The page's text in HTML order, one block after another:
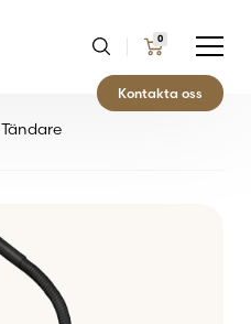
0
Kontakta oss
Tändare